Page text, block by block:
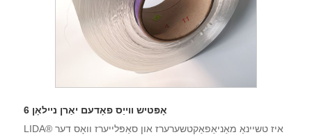
אָפּטיש ווייַס פאָדעם יאַרן ניילאָן 6
LIDA® איז טשיינאַ מאַניאַפאַקטשערערז און סאַפּלייערז וואָס דער